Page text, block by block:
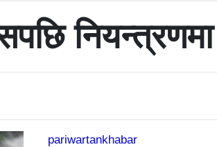
नियन्त्रणमा
pariwartankhabar